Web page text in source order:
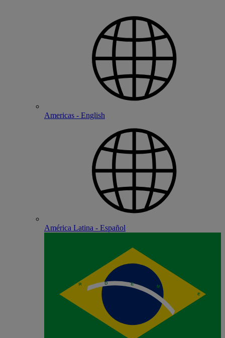
Americas - English
América Latina - Español